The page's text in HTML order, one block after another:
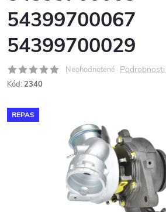
54399700067
54399700029
Neohodnotené
Kód: 2340
REPAS